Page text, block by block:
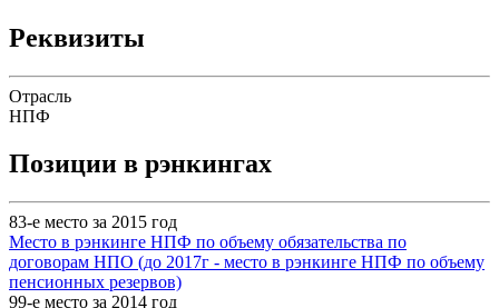
Реквизиты
Отрасль
НПФ
Позиции в рэнкингах
83-е место за 2015 год
Место в рэнкинге НПФ по объему обязательства по
договорам НПО (до 2017г - место в рэнкинге НПФ по объему
пенсионных резервов)
99-е место за 2014 год